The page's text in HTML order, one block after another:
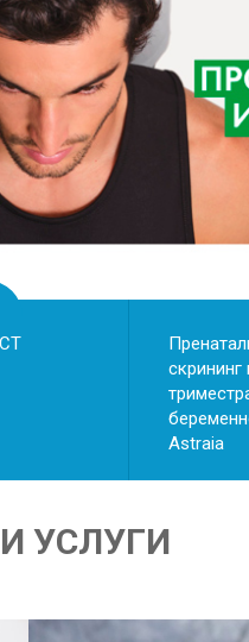
скрининг
Astraiа
УСЛУГИ